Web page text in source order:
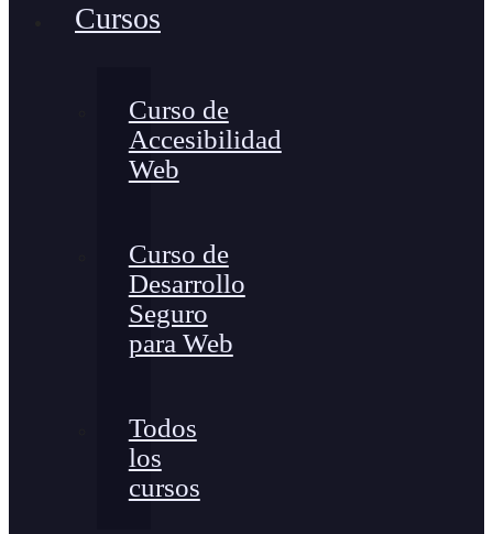
Cursos
Curso de
Accesibilidad
Web
Curso de
Desarrollo
Seguro
para Web
Todos
los
cursos